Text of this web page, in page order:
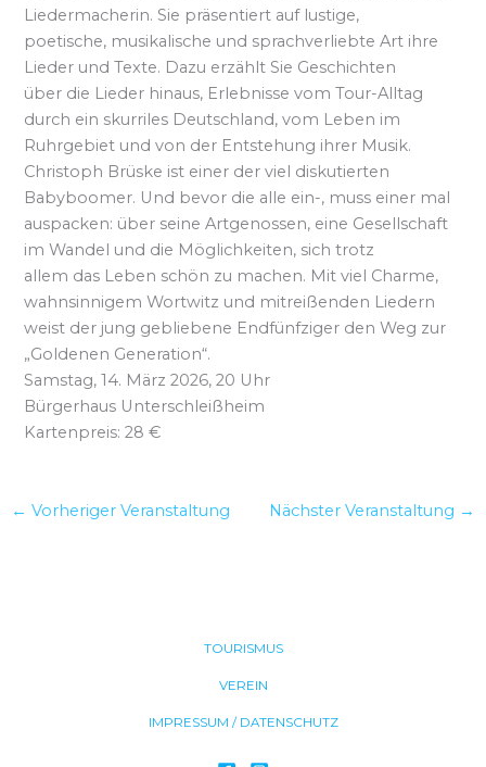
Liedermacherin. Sie präsentiert auf lustige,
poetische, musikalische und sprachverliebte Art ihre
Lieder und Texte. Dazu erzählt Sie Geschichten
über die Lieder hinaus, Erlebnisse vom Tour-Alltag
durch ein skurriles Deutschland, vom Leben im
Ruhrgebiet und von der Entstehung ihrer Musik.
Christoph Brüske ist einer der viel diskutierten
Babyboomer. Und bevor die alle ein-, muss einer mal
auspacken: über seine Artgenossen, eine Gesellschaft
im Wandel und die Möglichkeiten, sich trotz
allem das Leben schön zu machen. Mit viel Charme,
wahnsinnigem Wortwitz und mitreißenden Liedern
weist der jung gebliebene Endfünfziger den Weg zur
„Goldenen Generation“.
Samstag, 14. März 2026, 20 Uhr
Bürgerhaus Unterschleißheim
Kartenpreis: 28 €
← Vorheriger Veranstaltung Nächster Veranstaltung →
TOURISMUS
VEREIN
IMPRESSUM / DATENSCHUTZ